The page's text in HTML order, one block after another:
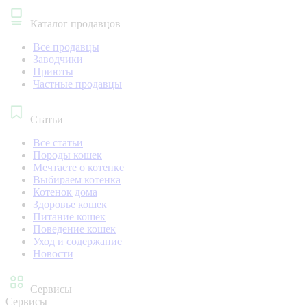
Каталог продавцов
Все продавцы
Заводчики
Приюты
Частные продавцы
Статьи
Все статьи
Породы кошек
Мечтаете о котенке
Выбираем котенка
Котенок дома
Здоровье кошек
Питание кошек
Поведение кошек
Уход и содержание
Новости
Сервисы
Сервисы